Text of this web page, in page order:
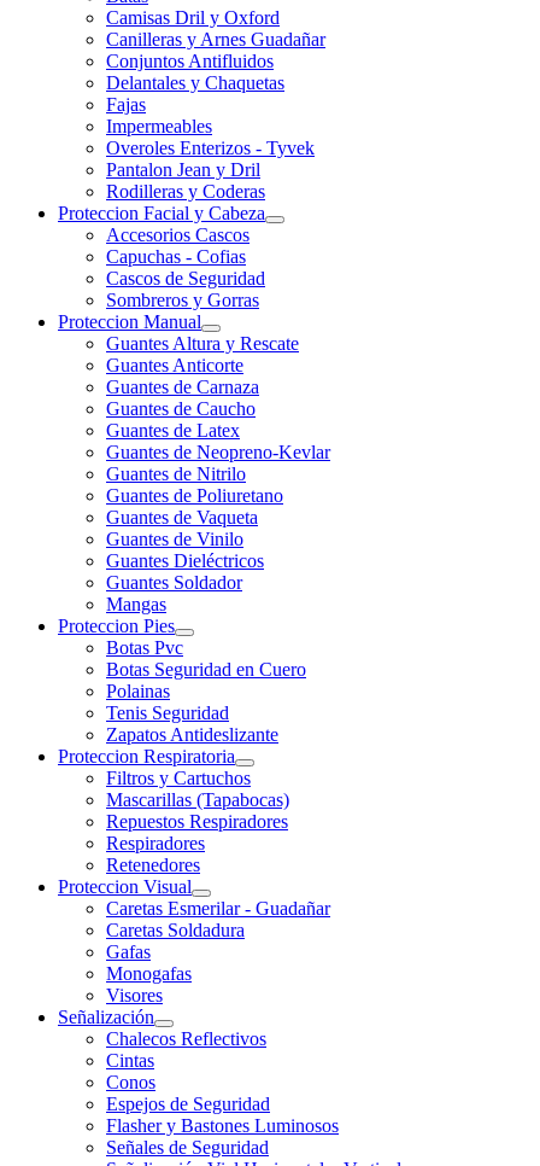
Camisas Dril y Oxford
Canilleras y Arnes Guadañar
Conjuntos Antifluidos
Delantales y Chaquetas
Fajas
Impermeables
Overoles Enterizos - Tyvek
Pantalon Jean y Dril
Rodilleras y Coderas
Proteccion Facial y Cabeza
Accesorios Cascos
Capuchas - Cofias
Cascos de Seguridad
Sombreros y Gorras
Proteccion Manual
Guantes Altura y Rescate
Guantes Anticorte
Guantes de Carnaza
Guantes de Caucho
Guantes de Latex
Guantes de Neopreno-Kevlar
Guantes de Nitrilo
Guantes de Poliuretano
Guantes de Vaqueta
Guantes de Vinilo
Guantes Dieléctricos
Guantes Soldador
Mangas
Proteccion Pies
Botas Pvc
Botas Seguridad en Cuero
Polainas
Tenis Seguridad
Zapatos Antideslizante
Proteccion Respiratoria
Filtros y Cartuchos
Mascarillas (Tapabocas)
Repuestos Respiradores
Respiradores
Retenedores
Proteccion Visual
Caretas Esmerilar - Guadañar
Caretas Soldadura
Gafas
Monogafas
Visores
Señalización
Chalecos Reflectivos
Cintas
Conos
Espejos de Seguridad
Flasher y Bastones Luminosos
Señales de Seguridad